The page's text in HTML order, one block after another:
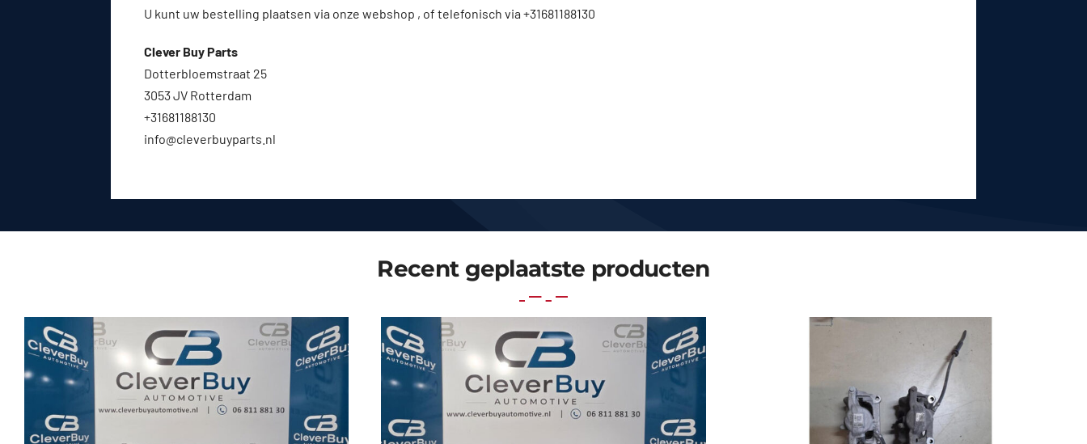
U kunt uw bestelling plaatsen via onze webshop , of telefonisch via +31681188130
Clever Buy Parts
Dotterbloemstraat 25
3053 JV Rotterdam
+31681188130
info@cleverbuyparts.nl
Recent geplaatste producten